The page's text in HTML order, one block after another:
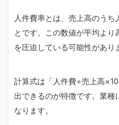
人件費率とは、売上高のうち
とです。この数値が平均より
を圧迫している可能性があり
計算式は「人件費÷売上高
出できるのが特徴です。業種
なります。